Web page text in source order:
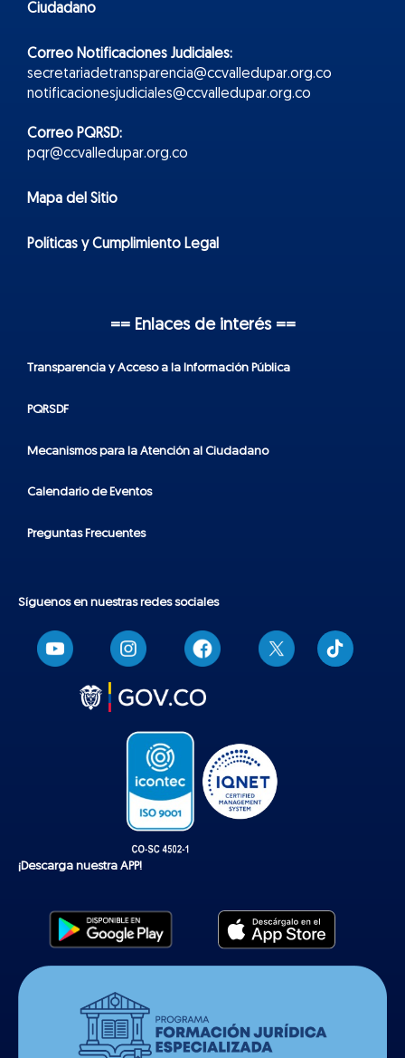
Ciudadano
Correo Notificaciones Judiciales:
secretariadetransparencia@ccvalledupar.org.co
notificacionesjudiciales@ccvalledupar.org.co
Correo PQRSD:
pqr@ccvalledupar.org.co
Mapa del Sitio
Políticas y Cumplimiento Legal
== Enlaces de interés ==
Transparencia y Acceso a la Información Pública
PQRSDF
Mecanismos para la Atención al Ciudadano
Calendario de Eventos
Preguntas Frecuentes
Síguenos en nuestras redes sociales
T
i
k
¡Descarga nuestra APP!